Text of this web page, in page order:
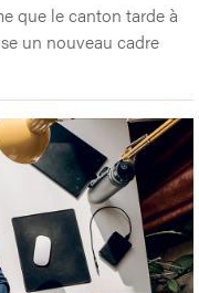
que le canton tarde à
un nouveau cadre